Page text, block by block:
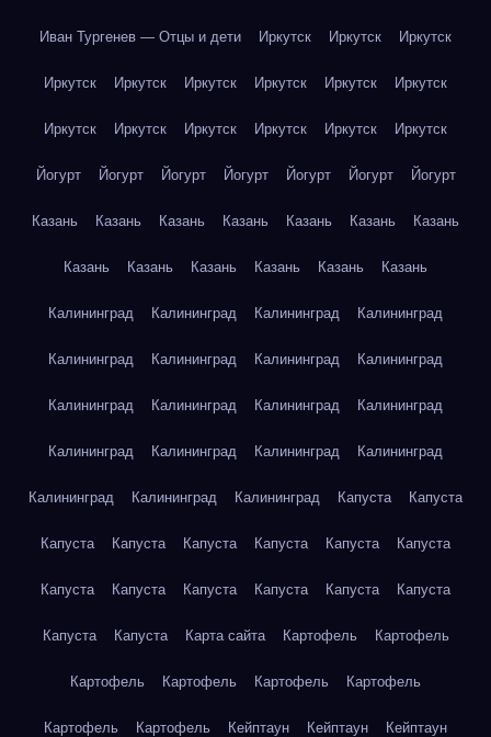
Иван Тургенев — Отцы и дети Иркутск Иркутск Иркутск
Иркутск Иркутск Иркутск Иркутск Иркутск Иркутск
Иркутск Иркутск Иркутск Иркутск Иркутск Иркутск
Йогурт Йогурт Йогурт Йогурт Йогурт Йогурт Йогурт
Казань Казань Казань Казань Казань Казань Казань
Казань Казань Казань Казань Казань Казань
Калининград Калининград Калининград Калининград
Калининград Калининград Калининград Калининград
Калининград Калининград Калининград Калининград
Калининград Калининград Калининград Калининград
Калининград Калининград Калининград Капуста Капуста
Капуста Капуста Капуста Капуста Капуста Капуста
Капуста Капуста Капуста Капуста Капуста Капуста
Капуста Капуста Карта сайта Картофель Картофель
Картофель Картофель Картофель Картофель
Картофель Картофель Кейптаун Кейптаун Кейптаун